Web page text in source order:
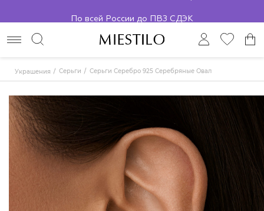
Украшения Серьги Серьги Серебро 925 Серебряные Овал